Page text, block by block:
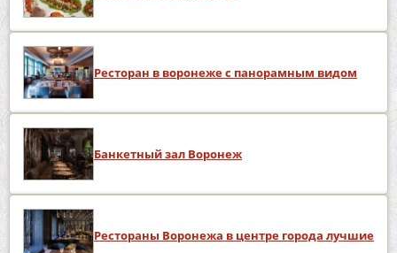
Ресторан в воронеже с панорамным видом
Банкетный зал Воронеж
Рестораны Воронежа в центре города лучшие